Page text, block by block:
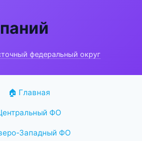
федеральный округ
🏠 Главная
ФО
Западный ФО